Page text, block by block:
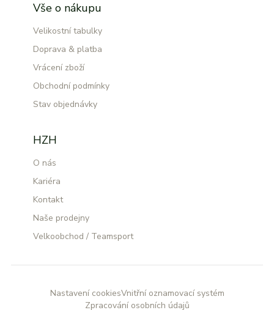
Vše o nákupu
Velikostní tabulky
Doprava & platba
Vrácení zboží
Obchodní podmínky
Stav objednávky
HZH
O nás
Kariéra
Kontakt
Naše prodejny
Velkoobchod / Teamsport
Nastavení cookiesVnitřní oznamovací systém
Zpracování osobních údajů